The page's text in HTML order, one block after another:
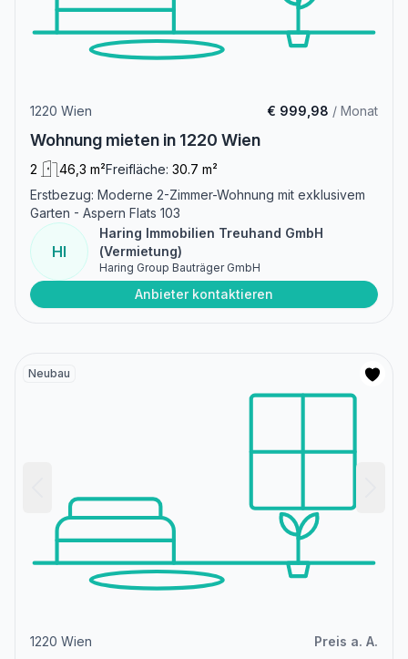
1220 Wien € 999,98 / Monat
Wohnung mieten in 1220 Wien
2 46,3 m²Freifläche: 30.7 m²
Erstbezug: Moderne 2-Zimmer-Wohnung mit exklusivem
Garten - Aspern Flats 103
HI
Haring Immobilien Treuhand GmbH
(Vermietung)
Haring Group Bauträger GmbH
Anbieter kontaktieren
Neubau
1220 Wien Preis a. A.